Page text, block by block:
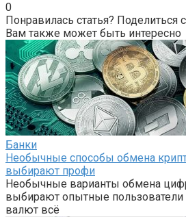
0
Понравилась статья? Поделиться
Вам также может быть интересно
Банки
Необычные способы обмена
выбирают профи
Необычные варианты обмена
выбирают опытные
валют всё